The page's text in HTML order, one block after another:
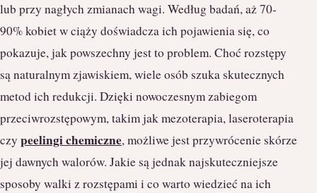
lub przy nagłych zmianach wagi. Według badań, aż 70-
90% kobiet w ciąży doświadcza ich pojawienia się, co
pokazuje, jak powszechny jest to problem. Choć rozstępy
są naturalnym zjawiskiem, wiele osób szuka skutecznych
metod ich redukcji. Dzięki nowoczesnym zabiegom
przeciwrozstępowym, takim jak mezoterapia, laseroterapia
czy peelingi chemiczne, możliwe jest przywrócenie skórze
jej dawnych walorów. Jakie są jednak najskuteczniejsze
sposoby walki z rozstępami i co warto wiedzieć na ich